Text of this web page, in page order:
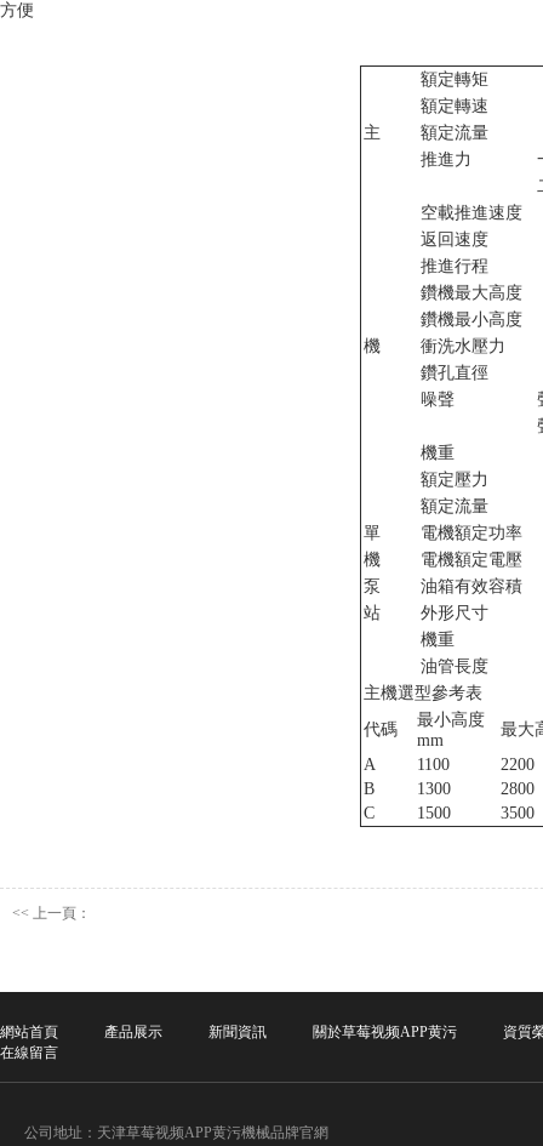
方便
額定轉矩
額定轉速
主
額定流量
推進力
空載推進速度
返回速度
推進行程
鑽機最大高度
鑽機最小高度
機
衝洗水壓力
鑽孔直徑
噪聲
機重
額定壓力
額定流量
單
電機額定功率
機
電機額定電壓
泵
油箱有效容積
站
外形尺寸
機重
油管長度
主機選型參考表
代碼
最小高度
mm
最大
A
1100
2200
B
1300
2800
C
1500 3500
<< 上一頁：
網站首頁 產品展示 新聞資訊 關於草莓视频APP黄污
資質
在線留言
公司地址：天津草莓视频APP黄污機械品牌官網